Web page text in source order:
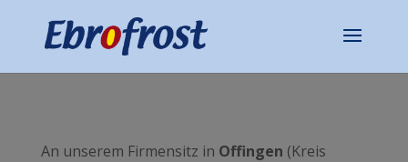
An unserem Firmensitz in Offingen (Kreis